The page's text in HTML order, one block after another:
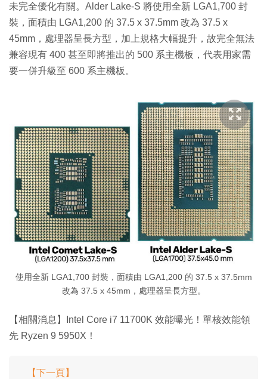
未完全優化有關。Alder Lake-S 將使用全新 LGA1,700 封
裝，面積由 LGA1,200 的 37.5 x 37.5mm 改為 37.5 x
45mm，處理器呈長方型，加上規格大幅提升，故完全無法
兼容現有 400 甚至即將推出的 500 系主機板，代表用家需
要一併升級至 600 系主機板。
使用全新 LGA1,700 封裝，面積由 LGA1,200 的 37.5 x 37.5mm
改為 37.5 x 45mm，處理器呈長方型。
【相關消息】Intel Core i7 11700K 效能曝光！單核效能領
先 Ryzen 9 5950X！
【下一頁】